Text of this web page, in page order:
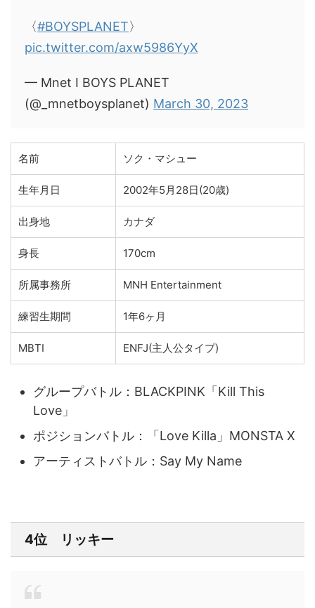
〈#BOYSPLANET〉
pic.twitter.com/axw5986YyX
— Mnet I BOYS PLANET
(@_mnetboysplanet) March 30, 2023
名前 ソク・マシュー
生年月日 2002年5月28日(20歳)
出身地 カナダ
身長 170cm
所属事務所 MNH Entertainment
練習生期間 1年6ヶ月
MBTI ENFJ(主人公タイプ)
グループバトル：BLACKPINK「Kill This
Love」
ポジションバトル：
「Love Killa」MONSTA X
アーティストバトル： Say My Name
4位 リッキー